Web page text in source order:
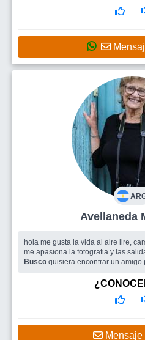
hola me gusta la vida al aire lire,
me apasiona la fotografia y las
Busco quisiera encontrar un amigo
sincera y con sentido del humor
Mensaje